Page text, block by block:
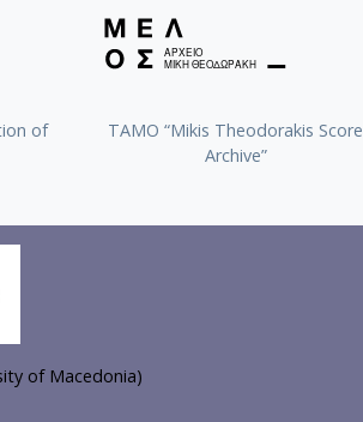
of
TAMO “Mikis Theodorakis Score
Archive”
of Macedonia)